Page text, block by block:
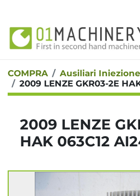
COMPRA Ausiliari Iniezione
2009 LENZE GKR03-2E
2009 LENZE
HAK 063C12